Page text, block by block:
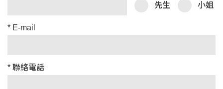
先生 小姐
* E-mail
* 聯絡電話